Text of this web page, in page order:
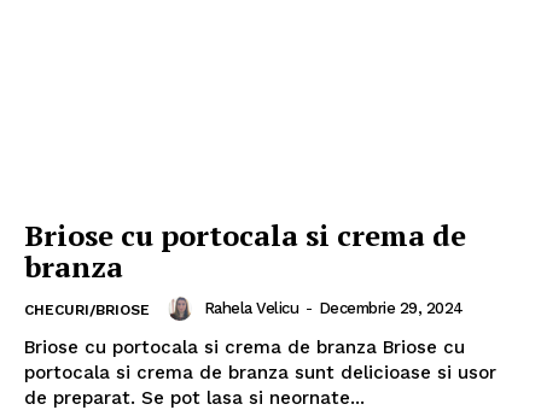
Briose cu portocala si crema de
branza
CHECURI/BRIOSE Rahela Velicu - Decembrie 29, 2024
Briose cu portocala si crema de branza Briose cu
portocala si crema de branza sunt delicioase si usor
de preparat. Se pot lasa si neornate...